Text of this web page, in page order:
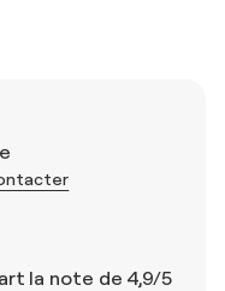
la note de 4,9/5